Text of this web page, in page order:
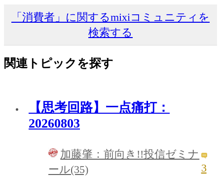
「消費者」に関するmixiコミュニティを
検索する
関連トピックを探す
【思考回路】一点痛打：
20260803
加藤肇：前向き!!投信ゼミナ
ール(35)
3